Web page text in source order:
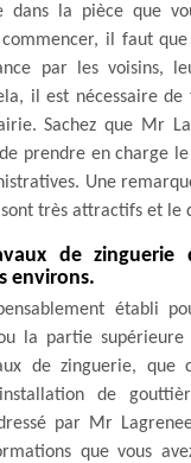
dans la pièce que
il faut
par les voisins,
il est nécessaire
Sachez que Mr
prendre en charge
Une
très attractifs et le
de
environs.
établi
la partie
de zinguerie, que
de
par Mr
que vous